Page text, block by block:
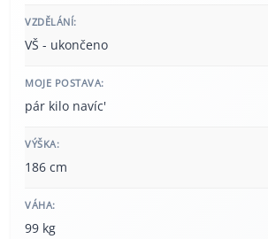
VZDĚLÁNÍ:
VŠ - ukončeno
MOJE POSTAVA:
pár kilo navíc'
VÝŠKA:
186 cm
VÁHA:
99 kg